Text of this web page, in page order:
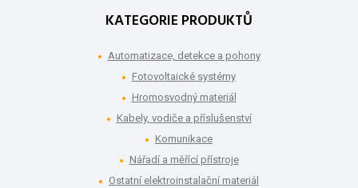
KATEGORIE PRODUKTŮ
Automatizace, detekce a pohony
Fotovoltaické systémy
Hromosvodný materiál
Kabely, vodiče a příslušenství
Komunikace
Nářadí a měřící přístroje
Ostatní elektroinstalační materiál